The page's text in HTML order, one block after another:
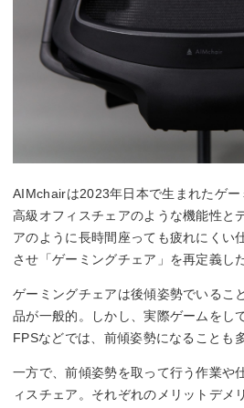
AIMchairは2023年日本で生まれたゲー
高級オフィスチェアのような機能性と
アのように長時間座っても疲れにくい
させ「ゲーミングチェア」を再定義し
ゲーミングチェアは後傾姿勢でいるこ
品が一般的。しかし、実際ゲームをし
FPSなどでは、前傾姿勢になることも
一方で、前傾姿勢を取って行う作業や
ィスチェア。それぞれのメリットデメ